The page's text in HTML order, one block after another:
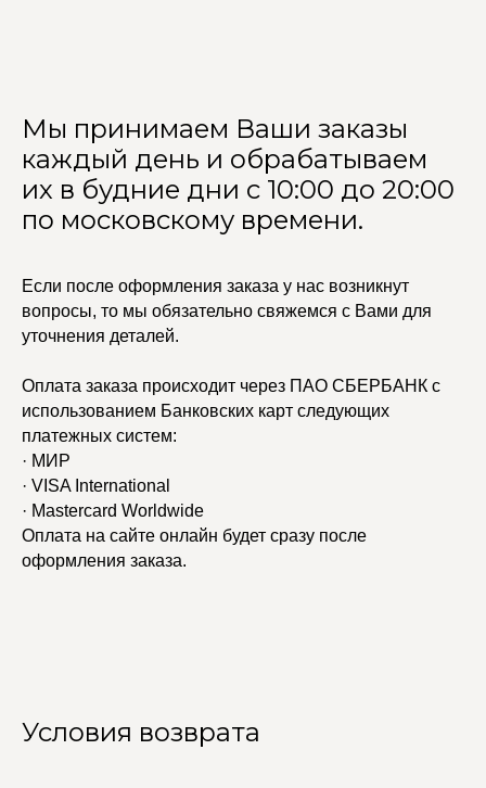
Мы принимаем Ваши заказы
каждый день и обрабатываем
их в будние дни с 10:00 до 20:00
по московскому времени.
Если после оформления заказа у нас возникнут
вопросы, то мы обязательно свяжемся с Вами для
уточнения деталей.
Оплата заказа происходит через ПАО СБЕРБАНК с
использованием Банковских карт следующих
платежных систем:
· МИР
· VISA International
· Mastercard Worldwide
Оплата на сайте онлайн будет сразу после
оформления заказа.
Условия возврата